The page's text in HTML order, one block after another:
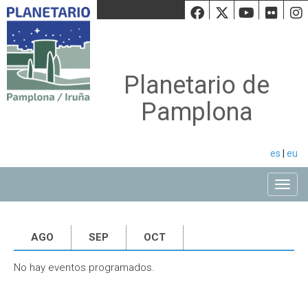
Facebook
Twiiter
Planetario de
Pamplona
es eu
AGO SEP OCT
No hay eventos programados.